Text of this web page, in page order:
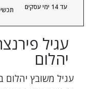
עד 14 ימי עסקים
עגיל
יהלום
עגיל משובץ יהלום